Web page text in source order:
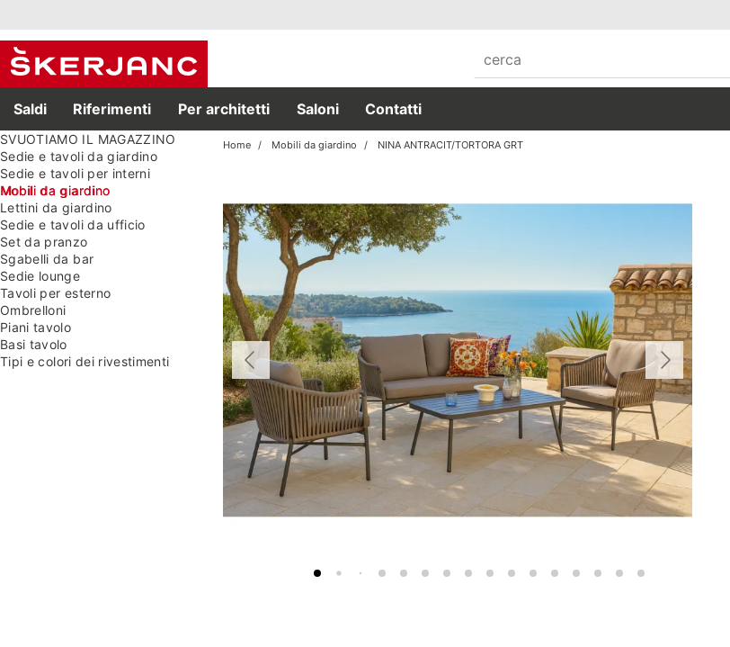
Saldi Riferimenti Per architetti Saloni Contatti
SVUOTIAMO IL MAGAZZINO
Sedie e tavoli da giardino
Sedie e tavoli per interni
Mobili da giardino
Lettini da giardino
Sedie e tavoli da ufficio
Set da pranzo
Sgabelli da bar
Sedie lounge
Tavoli per esterno
Ombrelloni
Piani tavolo
Basi tavolo
Tipi e colori dei rivestimenti
Home Mobili da giardino NINA ANTRACIT/TORTORA GRT